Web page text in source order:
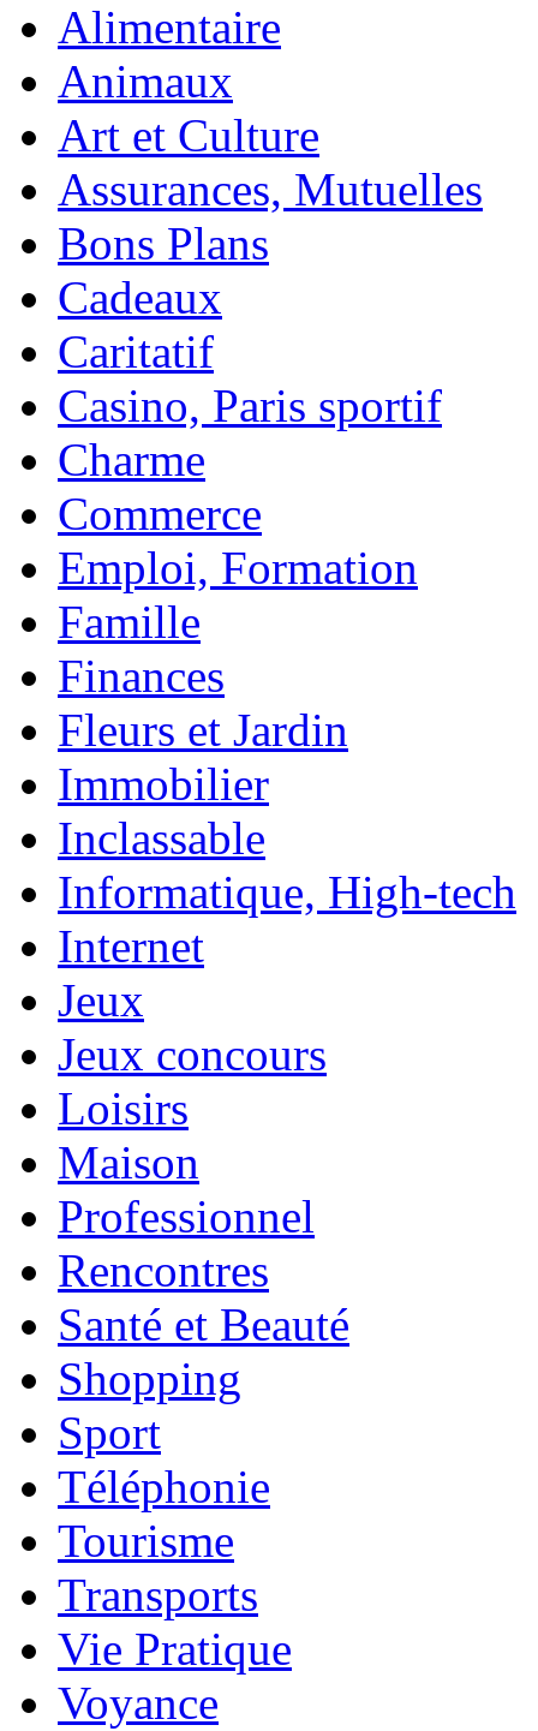
Alimentaire
Animaux
Art et Culture
Assurances, Mutuelles
Bons Plans
Cadeaux
Caritatif
Casino, Paris sportif
Charme
Commerce
Emploi, Formation
Famille
Finances
Fleurs et Jardin
Immobilier
Inclassable
Informatique, High-tech
Internet
Jeux
Jeux concours
Loisirs
Maison
Professionnel
Rencontres
Santé et Beauté
Shopping
Sport
Téléphonie
Tourisme
Transports
Vie Pratique
Voyance